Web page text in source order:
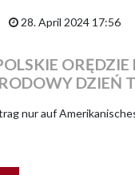
28. April 2024 17:56
ORĘDZIE
DZIEŃ
nur auf